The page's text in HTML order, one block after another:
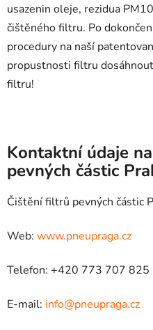
usazenin oleje, rezidua
čištěného filtru. Po
procedury na naší
propustnosti filtru
filtru!
Kontaktní údaje
pevných částic
Čištění filtrů pevných částic
Web: www.pneupraga.cz
Telefon: +420 773 707 825
E-mail: info@pneupraga.cz